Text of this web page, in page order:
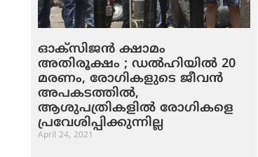
ഓക്‌സിജന്‍ ക്ഷാമം
അതിരൂക്ഷം ; ഡല്‍ഹിയില്‍ 20
മരണം, രോഗികളുടെ ജീവന്‍
അപകടത്തില്‍,
ആശുപത്രികളില്‍ രോഗികളെ
പ്രവേശിപ്പിക്കുന്നില്ല
April 24, 2021